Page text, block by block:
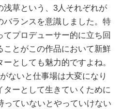
浅草という、3人それぞれが
バランスを意識しました。特
プロデューサー的に立ち回
ことがこの作品において新鮮
としても魅力的ですよね。
ないと仕事場は大変になり
ターとして生きていくために
っていないとやっていけない